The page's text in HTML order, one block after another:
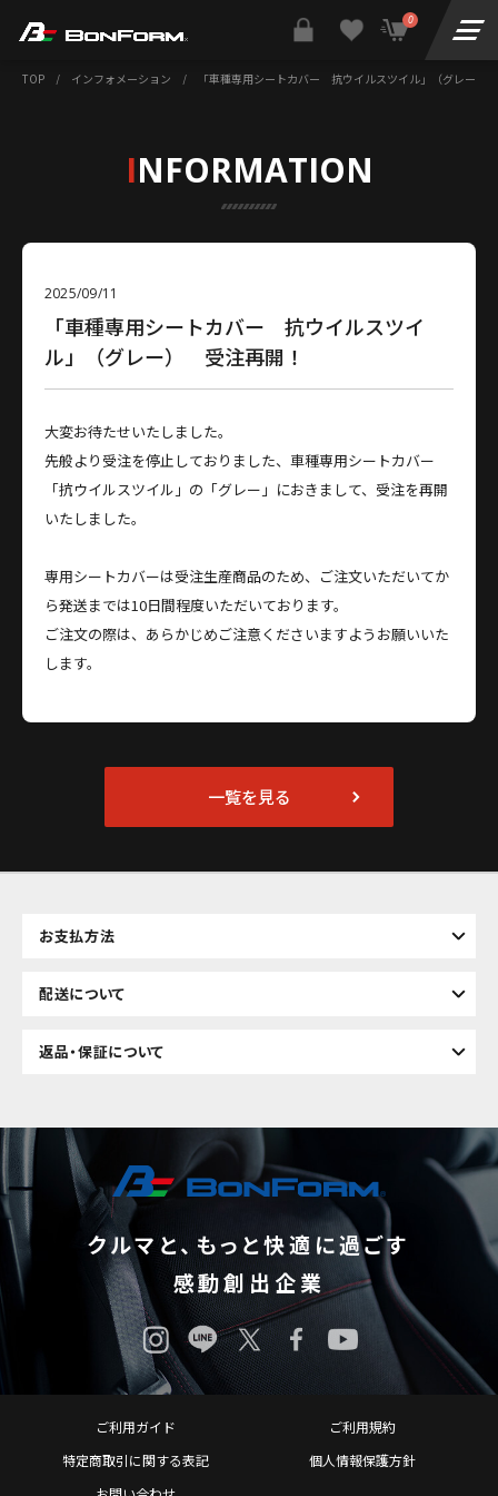
0
TOP / インフォメーション / 「車種専用シートカバー 抗ウイルスツイル」（グレー）
INFORMATION
2025/09/11
「車種専用シートカバー 抗ウイルスツイ
ル」（グレー） 受注再開！
大変お待たせいたしました。
先般より受注を停止しておりました、車種専用シートカバー
「抗ウイルスツイル」の「グレー」におきまして、受注を再開
いたしました。
専用シートカバーは受注生産商品のため、ご注文いただいてか
ら発送までは10日間程度いただいております。
ご注文の際は、あらかじめご注意くださいますようお願いいた
します。
一覧を見る
お支払方法
配送について
返品・保証について
クルマと、もっと快適に過ごす
感動創出企業
ご利用ガイド
ご利用規約
特定商取引に関する表記
個人情報保護方針